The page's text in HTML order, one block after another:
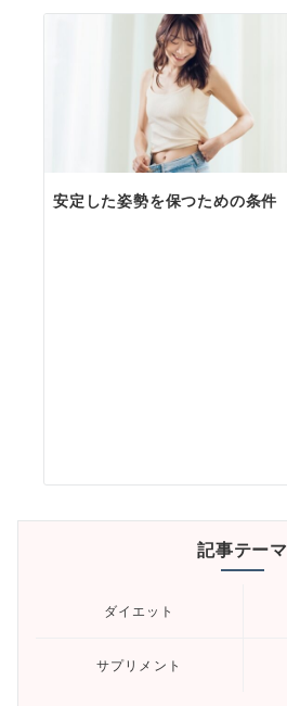
安定した姿勢を保つための条件
記事テーマ
ダイエット
サプリメント